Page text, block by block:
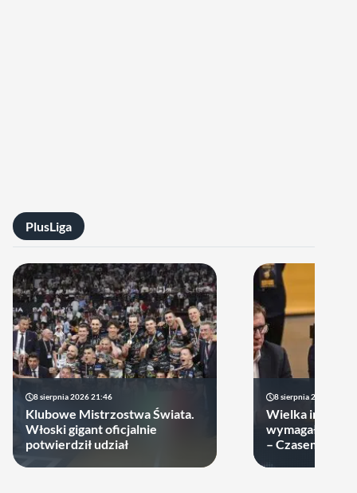
PlusLiga
8 sierpnia 2026 21:46
Klubowe Mistrzostwa Świata.
Włoski gigant oficjalnie
potwierdził udział
8 sierpnia 2026 19:22
Wielka impreza
wymagała
– Czasem